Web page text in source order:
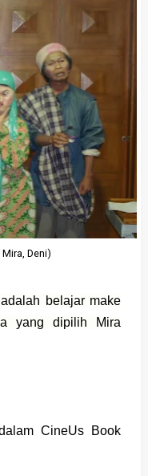
Deni)
belajar make
yang dipilih Mira
CineUs Book